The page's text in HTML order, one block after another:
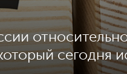
сегодня